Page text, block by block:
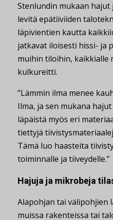
Stenlundin mukaan
levitä epätiiviiden
läpivientien kautta
jatkavat iloisesti hissi- ja
muihin tiloihin, kaikkialle
kulkureitti.
”Lämmin ilma menee
Ilma, ja sen mukana
läpäistä myös eri
tiettyjä
Tämä luo haasteita
toiminnalle ja tiiveydelle.”
Hajuja ja mikrobeja
Alapohjan tai välipohjien
muissa rakenteissa tai